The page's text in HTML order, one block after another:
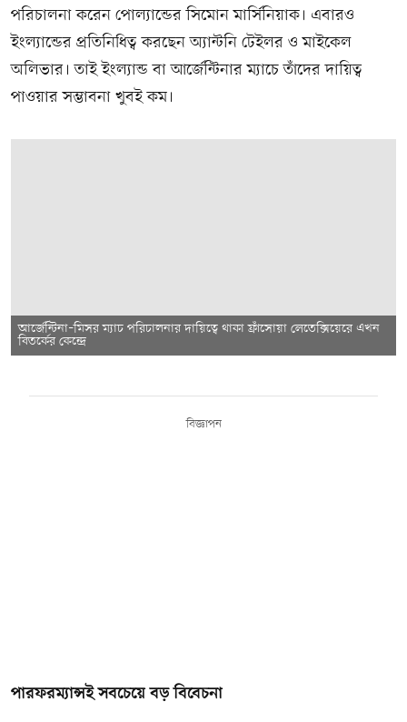
পরিচালনা করেন পোল্যান্ডের সিমোন মার্সিনিয়াক। এবারও
ইংল্যান্ডের প্রতিনিধিত্ব করছেন অ্যান্টনি টেইলর ও মাইকেল
অলিভার। তাই ইংল্যান্ড বা আর্জেন্টিনার ম্যাচে তাঁদের দায়িত্ব
পাওয়ার সম্ভাবনা খুবই কম।
আর্জেন্টিনা–মিসর ম্যাচ পরিচালনার দায়িত্বে থাকা ফ্রাঁসোয়া লেতেক্সিয়েরে এখন
বিতর্কের কেন্দ্রে
বিজ্ঞাপন
পারফরম্যান্সই সবচেয়ে বড় বিবেচনা